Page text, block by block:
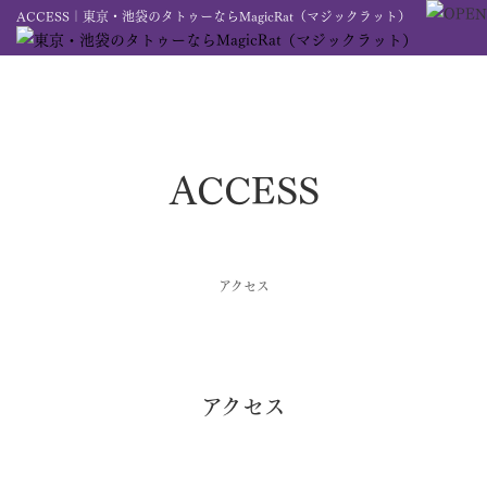
ACCESS｜東京・池袋のタトゥーならMagicRat（マジックラット）
ACCESS
アクセス
アクセス